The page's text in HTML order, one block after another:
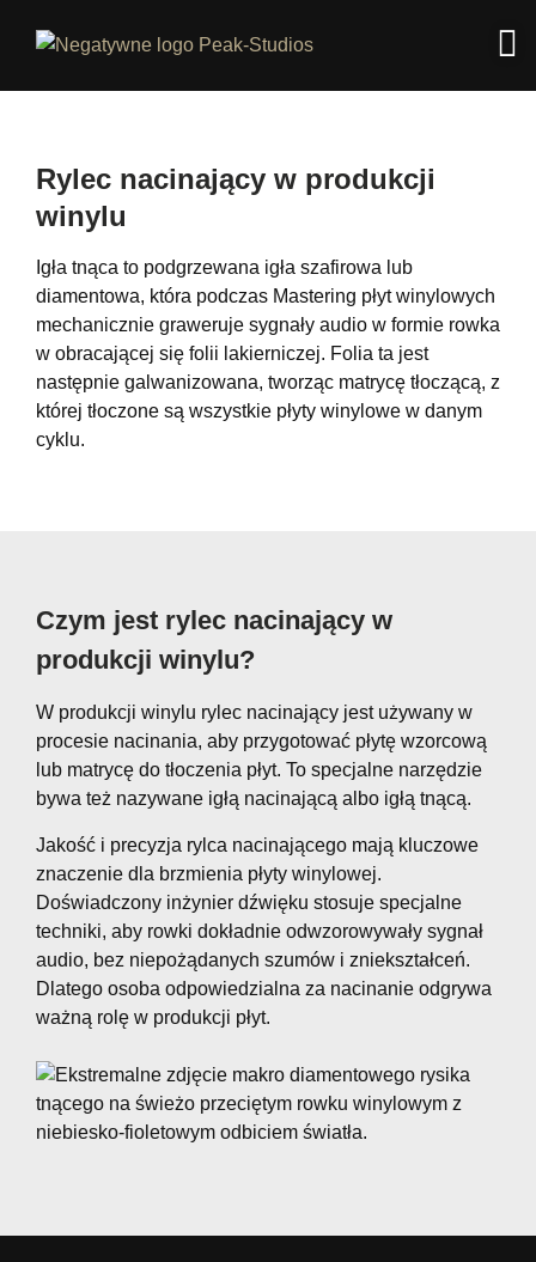
Rylec nacinający w produkcji
winylu
Igła tnąca to podgrzewana igła szafirowa lub
diamentowa, która podczas Mastering płyt winylowych
mechanicznie graweruje sygnały audio w formie rowka
w obracającej się folii lakierniczej. Folia ta jest
następnie galwanizowana, tworząc matrycę tłoczącą, z
której tłoczone są wszystkie płyty winylowe w danym
cyklu.
Czym jest rylec nacinający w
produkcji winylu?
W produkcji winylu rylec nacinający jest używany w
procesie nacinania, aby przygotować płytę wzorcową
lub matrycę do tłoczenia płyt. To specjalne narzędzie
bywa też nazywane igłą nacinającą albo igłą tnącą.
Jakość i precyzja rylca nacinającego mają kluczowe
znaczenie dla brzmienia płyty winylowej.
Doświadczony inżynier dźwięku stosuje specjalne
techniki, aby rowki dokładnie odwzorowywały sygnał
audio, bez niepożądanych szumów i zniekształceń.
Dlatego osoba odpowiedzialna za nacinanie odgrywa
ważną rolę w produkcji płyt.